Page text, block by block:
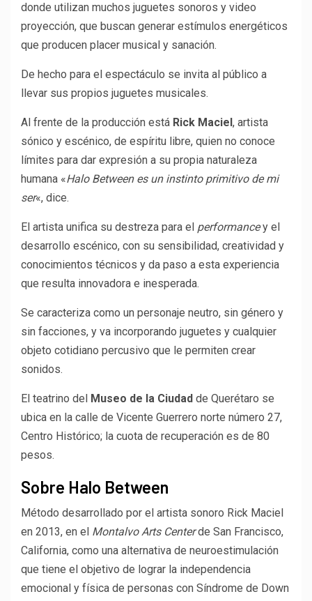
donde utilizan muchos juguetes sonoros y video
proyección, que buscan generar estímulos energéticos
que producen placer musical y sanación.
De hecho para el espectáculo se invita al público a
llevar sus propios juguetes musicales.
Al frente de la producción está Rick Maciel , artista
sónico y escénico, de espíritu libre, quien no conoce
límites para dar expresión a su propia naturaleza
humana «Halo Between es un instinto primitivo de mi
ser«, dice.
El artista unifica su destreza para el performancey el
desarrollo escénico, con su sensibilidad, creatividad y
conocimientos técnicos y da paso a esta experiencia
que resulta innovadora e inesperada.
Se caracteriza como un personaje neutro, sin género y
sin facciones, y va incorporando juguetes y cualquier
objeto cotidiano percusivo que le permiten crear
sonidos.
El teatrino del Museo de la Ciudad de Querétaro se
ubica en la calle de Vicente Guerrero norte número 27,
Centro Histórico; la cuota de recuperación es de 80
pesos.
Sobre Halo Between
Método desarrollado por el artista sonoro Rick Maciel
en 2013, en el Montalvo Arts Centerde San Francisco,
California, como una alternativa de neuroestimulación
que tiene el objetivo de lograr la independencia
emocional y física de personas con Síndrome de Down